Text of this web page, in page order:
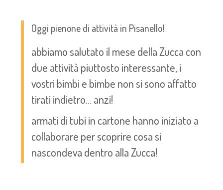
Oggi pienone di attività in Pisanello!
abbiamo salutato il mese della Zucca con
due attività piuttosto interessante, i
vostri bimbi e bimbe non si sono affatto
tirati indietro… anzi!
armati di tubi in cartone hanno iniziato a
collaborare per scoprire cosa si
nascondeva dentro alla Zucca!